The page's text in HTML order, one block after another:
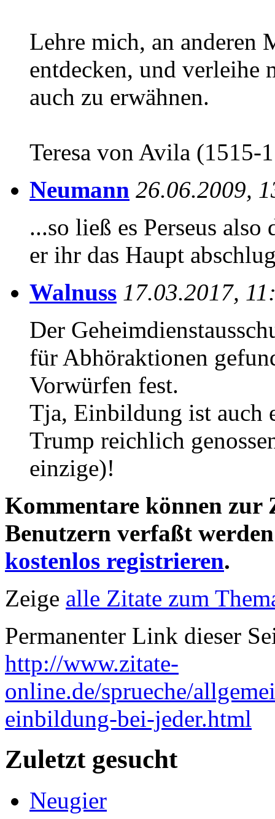
Lehre mich, an anderen
entdecken, und verleihe
auch zu erwähnen.
Teresa von Avila (1515-
Neumann 26.06.2009,
...so ließ es Perseus also
er ihr das Haupt
Walnuss 17.03.2017,
Der
für Abhöraktionen
Vorwürfen fest.
Tja, Einbildung ist auch
Trump reichlich
einzige)!
Kommentare können
Benutzern verfaßt
kostenlos registrieren.
Zeige alle Zitate zum
Permanenter Link dieser
http://www.zitate-
online.de/sprueche/
einbildung-bei-jeder.html
Zuletzt gesucht
Neugier